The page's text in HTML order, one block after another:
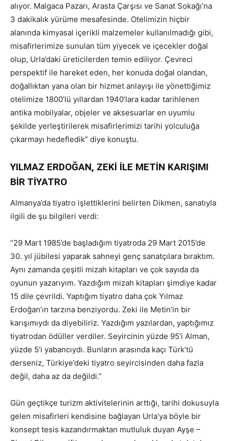
alıyor. Malgaca Pazarı, Arasta Çarşısı ve Sanat Sokağı’na
3 dakikalık yürüme mesafesinde. Otelimizin hiçbir
alanında kimyasal içerikli malzemeler kullanılmadığı gibi,
misafirlerimize sunulan tüm yiyecek ve içecekler doğal
olup, Urla’daki üreticilerden temin ediliyor. Çevreci
perspektif ile hareket eden, her konuda doğal olandan,
doğallıktan yana olan bir hizmet anlayışı ile yönettiğimiz
otelimize 1800’lü yıllardan 1940’lara kadar tarihlenen
antika mobilyalar, objeler ve aksesuarlar en uyumlu
şekilde yerleştirilerek misafirlerimizi tarihi yolculuğa
çıkarmayı hedefledik” diye konuştu.
YILMAZ ERDOĞAN, ZEKİ İLE METİN KARIŞIMI
BİR TİYATRO
Almanya’da tiyatro işlettiklerini belirten Dikmen, sanatıyla
ilgili de şu bilgileri verdi:
“29 Mart 1985’de başladığım tiyatroda 29 Mart 2015’de
30. yıl jübilesi yaparak sahneyi genç sanatçılara bıraktım.
Aynı zamanda çeşitli mizah kitapları ve çok sayıda da
oyunun yazarıyım. Yazdığım mizah kitapları şimdiye kadar
15 dile çevrildi. Yaptığım tiyatro daha çok Yılmaz
Erdoğan’ın tarzına benziyordu. Zeki ile Metin’in bir
karışımıydı da diyebiliriz. Yazdığım yazılardan, yaptığımız
tiyatrodan ödüller verdiler. Seyircinin yüzde 95’i Alman,
yüzde 5’i yabancıydı. Bunların arasında kaçı Türk’tü
derseniz, Türkiye’deki tiyatro seyircisinden daha fazla
değil, daha az da değildi.”
Gün geçtikçe turizm aktivitelerinin arttığı, tarihi dokusuyla
gelen misafirleri kendisine bağlayan Urla’ya böyle bir
konsept tesis kazandırmaktan mutluluk duyan Ayşe –